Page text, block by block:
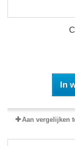
In
Aan vergelijken